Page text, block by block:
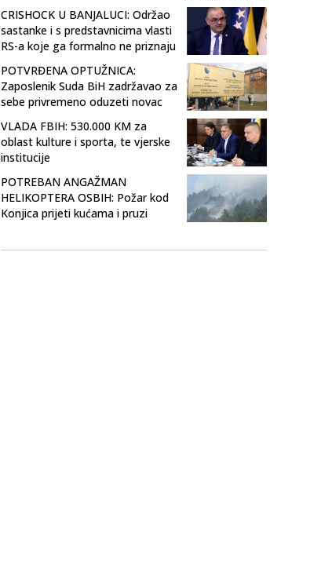
CRISHOCK U BANJALUCI: Održao
sastanke i s predstavnicima vlasti
RS-a koje ga formalno ne priznaju
POTVRĐENA OPTUŽNICA:
Zaposlenik Suda BiH zadržavao za
sebe privremeno oduzeti novac
VLADA FBIH: 530.000 KM za
oblast kulture i sporta, te vjerske
institucije
POTREBAN ANGAŽMAN
HELIKOPTERA OSBIH: Požar kod
Konjica prijeti kućama i pruzi